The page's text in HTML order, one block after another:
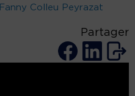
Fanny Colleu Peyrazat
Partager